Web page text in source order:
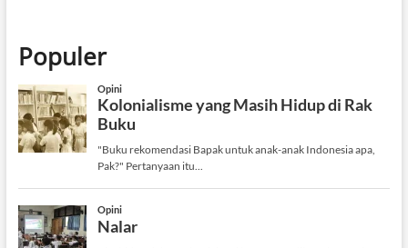
Populer